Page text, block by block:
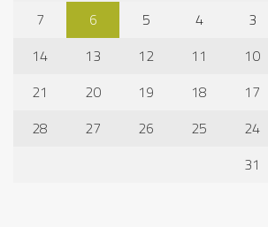
3
4
5
6
7
10
11
12
13
14
17
18
19
20
21
24
25
26
27
28
31